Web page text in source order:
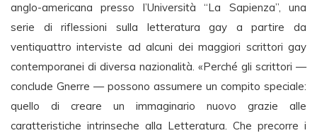
anglo-americana presso l’Università “La Sapienza”, una
serie di riflessioni sulla letteratura gay a partire da
ventiquattro interviste ad alcuni dei maggiori scrittori gay
contemporanei di diversa nazionalità. «Perché gli scrittori —
conclude Gnerre — possono assumere un compito speciale:
quello di creare un immaginario nuovo grazie alle
caratteristiche intrinseche alla Letteratura. Che precorre i